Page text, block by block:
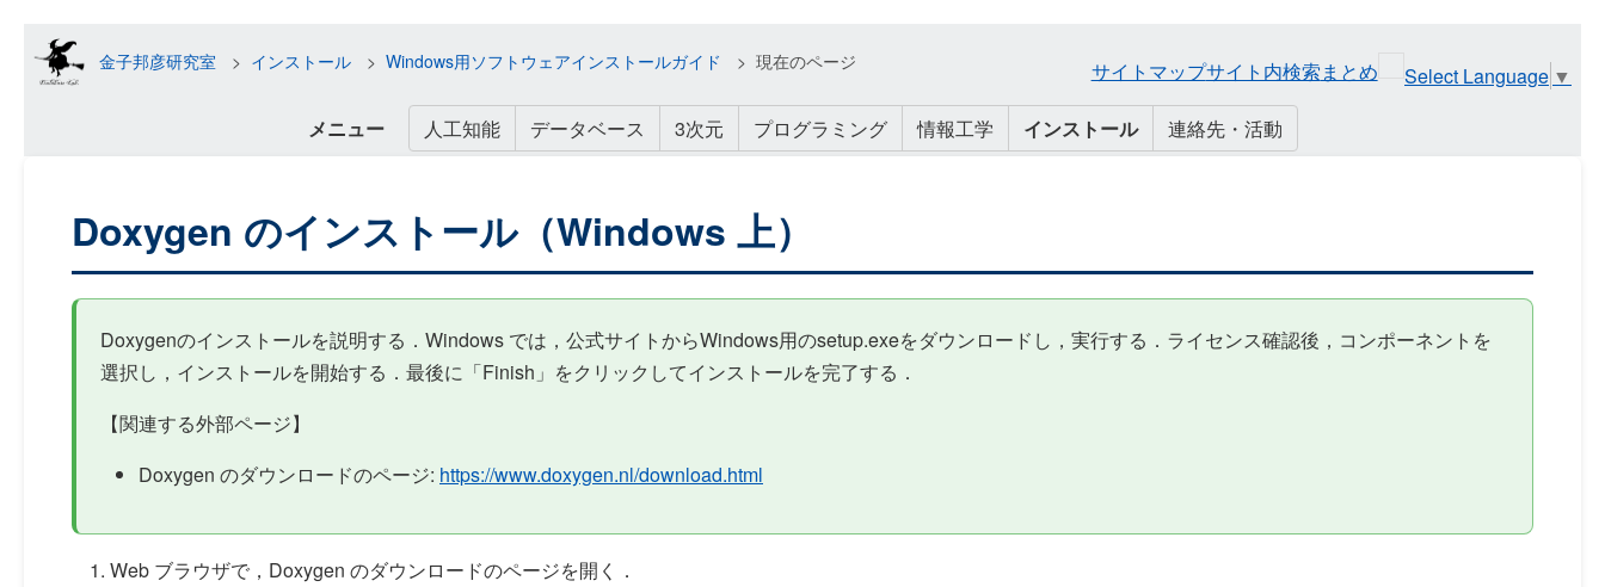
金子邦彦研究室 インストール Windows用ソフトウェアインストールガイド 現在のページ サイトマップサイト内検索まとめ Select Language ▼
メニュー
人工知能 データベース 3次元 プログラミング 情報工学 インストール 連絡先・活動
Doxygen のインストール（Windows 上）
Doxygenのインストールを説明する．Windows では，公式サイトからWindows用のsetup.exeをダウンロードし，実行する．ライセンス確認後，コンポーネントを
選択し，インストールを開始する．最後に「Finish」をクリックしてインストールを完了する．
【関連する外部ページ】
Doxygen のダウンロードのページ: https://www.doxygen.nl/download.html
Web ブラウザで，Doxygen のダウンロードのページを開く．